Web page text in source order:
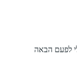
לפעם הבאה